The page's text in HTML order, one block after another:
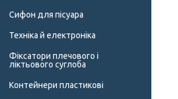
Сифон для пісуара
Техніка й електроніка
Фіксатори плечового і
ліктьового суглоба
Контейнери пластикові